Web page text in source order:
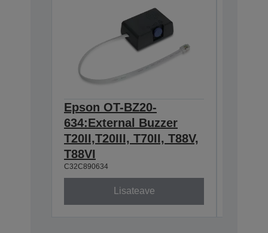
Epson OT-BZ20-
634:External Buzzer
T20II,T20III, T70II, T88V,
T88VI
C32C890634
Lisateave